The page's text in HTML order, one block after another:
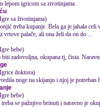
lepom igricom sa zivotinjama .
sa životinjama)
treba kupanje. Bela ga je jahala
vrtove palače, ali ona želi da on do ...
bebe)
biti zadovoljna, okupana tj, čista.
doktora)
noge na skijanju i njoj je potreban
bebe)
se pažnjivo brinuti i naravno je